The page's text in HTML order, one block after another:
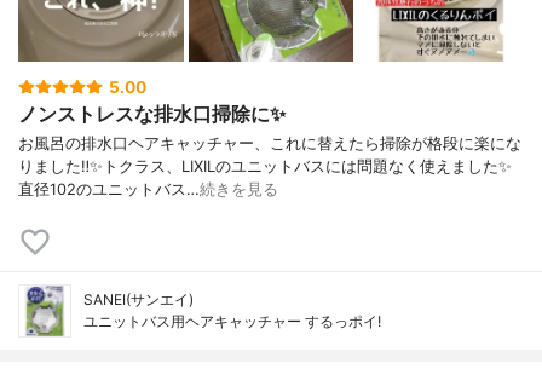
5.00
ノンストレスな排水口掃除に✨
お風呂の排水口ヘアキャッチャー、これに替えたら掃除が格段に楽にな
りました‼️✨トクラス、LIXILのユニットバスには問題なく使えました✨
直径102のユニットバス…続きを見る
SANEI(サンエイ)
ユニットバス用ヘアキャッチャー するっポイ!